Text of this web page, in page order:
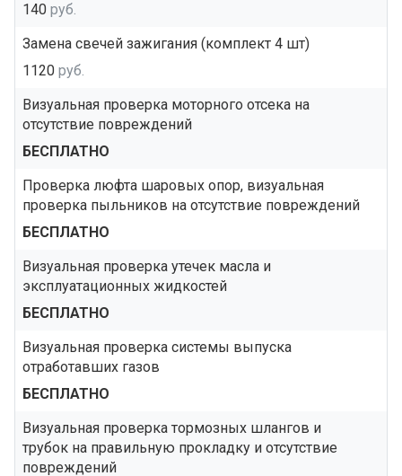
140 руб.
Замена свечей зажигания (комплект 4 шт)
1120 руб.
Визуальная проверка моторного отсека на
отсутствие повреждений
БЕСПЛАТНО
Проверка люфта шаровых опор, визуальная
проверка пыльников на отсутствие повреждений
БЕСПЛАТНО
Визуальная проверка утечек масла и
эксплуатационных жидкостей
БЕСПЛАТНО
Визуальная проверка системы выпуска
отработавших газов
БЕСПЛАТНО
Визуальная проверка тормозных шлангов и
трубок на правильную прокладку и отсутствие
повреждений